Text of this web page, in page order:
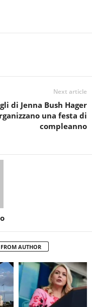
Next article
di Jenna Bush Hager
una festa di
compleanno
AUTHOR